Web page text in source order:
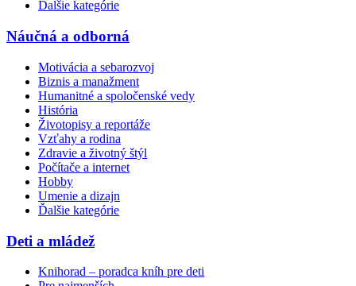
Ďalšie kategórie
Náučná a odborná
Motivácia a sebarozvoj
Biznis a manažment
Humanitné a spoločenské vedy
História
Životopisy a reportáže
Vzťahy a rodina
Zdravie a životný štýl
Počítače a internet
Hobby
Umenie a dizajn
Ďalšie kategórie
Deti a mládež
Knihorad – poradca kníh pre deti